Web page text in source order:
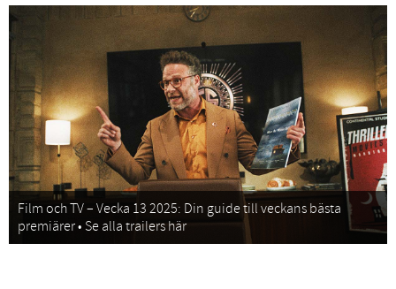
Film och TV – Vecka 13 2025: Din guide till veckans bästa
premiärer • Se alla trailers här